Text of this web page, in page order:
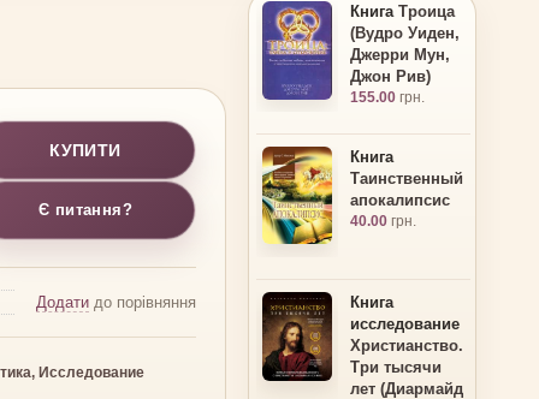
КУПИТИ
Є питання?
Додати до порівняння
Исследование
Книга Троица
(Вудро Уиден,
Джерри Мун,
Джон Рив)
155.00 грн.
Книга
Таинственный
апокалипсис
40.00 грн.
Книга
исследование
Христианство.
Три тысячи
лет (Диармайд